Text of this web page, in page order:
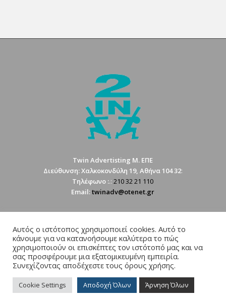
Twin Advertisting M. ΕΠΕ
Διεύθυνση: Χαλκοκονδύλη 19, Αθήνα 104 32:
Tηλέφωνο :.:210 32 21 110
Email:twinadv@otenet.gr
© Copyright 2022-2024 VriskoLysi - Developed by twin.gr -Enfold
Theme by Kriesi
ΑΡΧΙΚΗ ΣΕΛΙΔΑ ΔΙΑΣΚΕΔΑΣΗ ΤΟΥΡΙΣΜΟΣ ΥΠΗΡΕΣΙΕΣ
ΚΑΤΑΣΤΗΜΑΤΑ ΒΙΟΜΗΧΑΝΙΕΣ-ΑΝΑΚΥΚΛΩΣΗ-ΝΑΥΤΙΛΙΑΚΑ
Αυτός ο ιστότοπος χρησιμοποιεί cookies. Αυτό το
κάνουμε για να κατανοήσουμε καλύτερα το πώς
χρησιμοποιούν οι επισκέπτες τον ιστότοπό μας και να
σας προσφέρουμε μια εξατομικευμένη εμπειρία.
Συνεχίζοντας αποδέχεστε τους όρους χρήσης.
Cookie Settings Αποδοχή Όλων Άρνηση Όλων